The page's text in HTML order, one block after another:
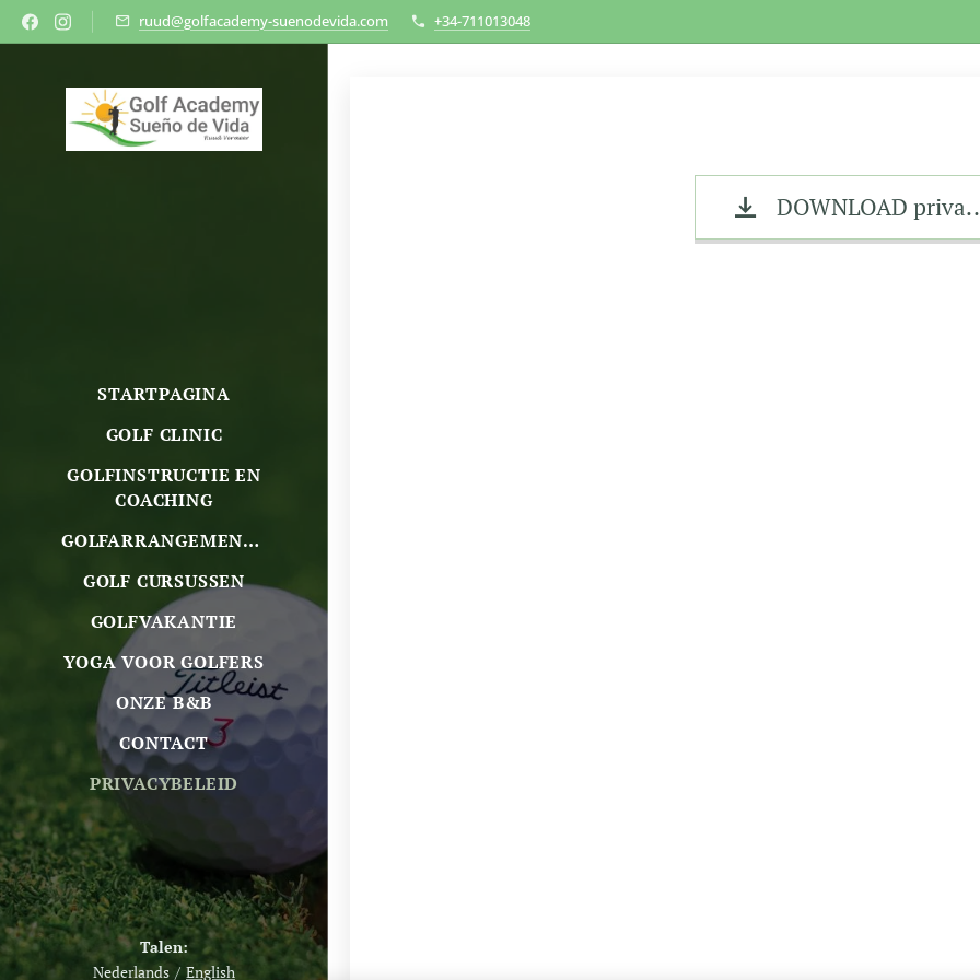
ruud@golfacademy-suenodevida.com +34-711013048
STARTPAGINA
GOLF CLINIC
GOLFINSTRUCTIE EN
COACHING
GOLFARRANGEMENTEN
GOLF CURSUSSEN
GOLFVAKANTIE
YOGA VOOR GOLFERS
ONZE B&B
CONTACT
PRIVACYBELEID
DOWNLOAD
Talen
Nederlands
English